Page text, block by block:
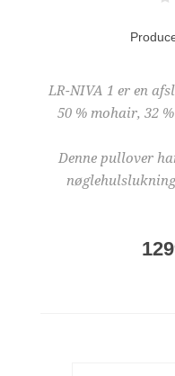
LR-NIVA 1 er en
50 % mohair, 32
Denne pullover